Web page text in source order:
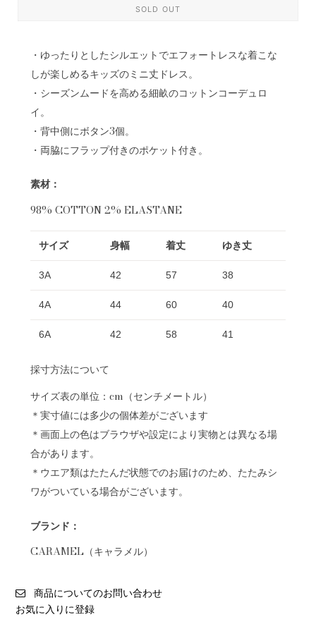
SOLD OUT
・ゆったりとしたシルエットでエフォートレスな着こな
しが楽しめるキッズのミニ丈ドレス。
・シーズンムードを高める細畝のコットンコーデュロ
イ。
・背中側にボタン3個。
・両脇にフラップ付きのポケット付き。
素材：
98% COTTON 2% ELASTANE
サイズ 身幅 着丈 ゆき丈
3A 42 57 38
4A 44 60 40
6A 42 58 41
採寸方法について
サイズ表の単位：cm（センチメートル）
＊実寸値には多少の個体差がございます
＊画面上の色はブラウザや設定により実物とは異なる場
合があります。
＊ウエア類はたたんだ状態でのお届けのため、たたみシ
ワがついている場合がございます。
ブランド：
CARAMEL（キャラメル）
商品についてのお問い合わせ
お気に入りに登録